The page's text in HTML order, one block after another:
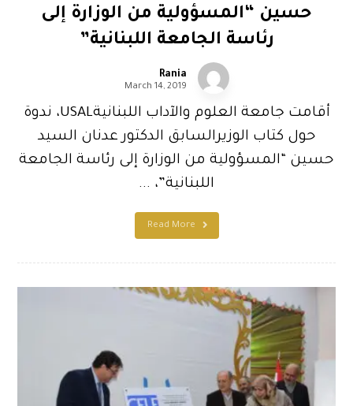
حسين “المسؤولية من الوزارة إلى
رئاسة الجامعة اللبنانية”
Rania
March 14, 2019
أقامت جامعة العلوم والآداب اللبنانيةUSAL، ندوة
حول كتاب الوزيرالسابق الدكتور عدنان السيد
حسين “المسؤولية من الوزارة إلى رئاسة الجامعة
اللبنانية”، ...
Read More